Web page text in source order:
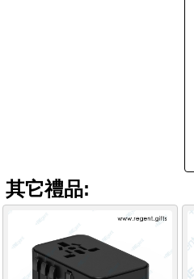
其它禮品: